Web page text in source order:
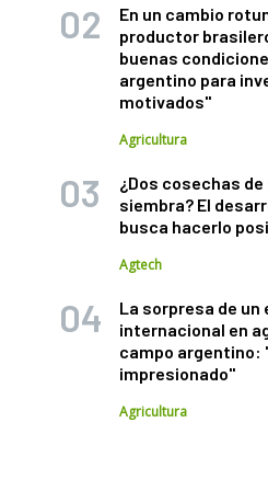
En un cambio
productor
buenas
argentino para
motivados"
Agricultura
¿Dos cosechas
siembra? El
busca hacerlo
Agtech
La sorpresa de un
internacional en
campo argentino:
impresionado"
Agricultura